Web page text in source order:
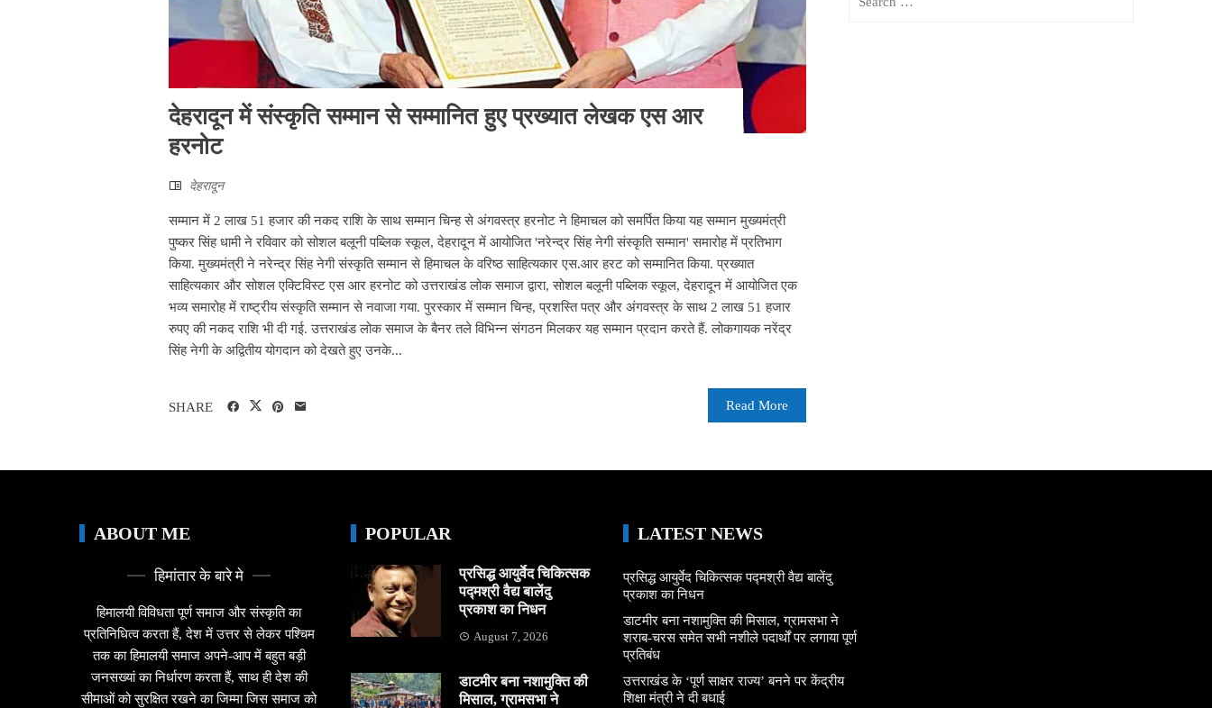
देहरादून में संस्कृति सम्मान से सम्मानित हुए प्रख्यात लेखक एस आर
हरनोट
देहरादून
सम्मान में 2 लाख 51 हजार की नकद राशि के साथ सम्मान चिन्ह से अंगवस्त्र हरनोट ने हिमाचल को समर्पित किया यह सम्मान मुख्यमंत्री
पुष्कर सिंह धामी ने रविवार को सोशल बलूनी पब्लिक स्कूल, देहरादून में आयोजित 'नरेन्द्र सिंह नेगी संस्कृति सम्मान' समारोह में प्रतिभाग
किया. मुख्यमंत्री ने नरेन्द्र सिंह नेगी संस्कृति सम्मान से हिमाचल के वरिष्ठ साहित्यकार एस.आर हरट को सम्मानित किया. प्रख्यात
साहित्यकार और सोशल एक्टिविस्ट एस आर हरनोट को उत्तराखंड लोक समाज द्वारा, सोशल बलूनी पब्लिक स्कूल, देहरादून में आयोजित एक
भव्य समारोह में राष्ट्रीय संस्कृति सम्मान से नवाजा गया. पुरस्कार में सम्मान चिन्ह, प्रशस्ति पत्र और अंगवस्त्र के साथ 2 लाख 51 हजार
रुपए की नकद राशि भी दी गई. उत्तराखंड लोक समाज के बैनर तले विभिन्न संगठन मिलकर यह सम्मान प्रदान करते हैं. लोकगायक नरेंद्र
सिंह नेगी के अद्वितीय योगदान को देखते हुए उनके...
Read More
SHARE
ABOUT ME
हिमांतार के बारे मे
हिमालयी विविधता पूर्ण समाज और संस्कृति का
प्रतिनिधित्व करता हैं, देश में उत्तर से लेकर पश्चिम
तक का हिमालयी समाज अपने-आप में बहुत बड़ी
जनसख्यां का निर्धारण करता हैं, साथ ही देश की
सीमाओं को सुरक्षित रखने का जिम्मा जिस समाज को
POPULAR
प्रसिद्ध आयुर्वेद चिकित्सक
पद्मश्री वैद्य बालेंदु
प्रकाश का निधन
August 7, 2026
डाटमीर बना नशामुक्ति की
मिसाल, ग्रामसभा ने
LATEST NEWS
प्रसिद्ध आयुर्वेद चिकित्सक पद्मश्री वैद्य बालेंदु
प्रकाश का निधन
डाटमीर बना नशामुक्ति की मिसाल, ग्रामसभा ने
शराब-चरस समेत सभी नशीले पदार्थों पर लगाया पूर्ण
प्रतिबंध
उत्तराखंड के ‘पूर्ण साक्षर राज्य’ बनने पर केंद्रीय
शिक्षा मंत्री ने दी बधाई